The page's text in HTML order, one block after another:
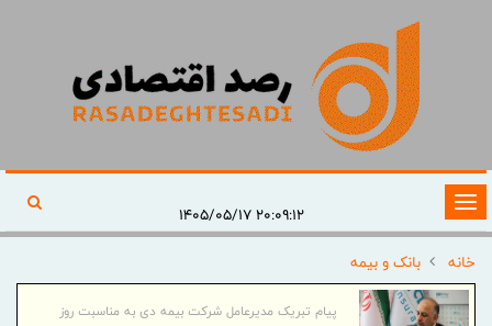
تغییر
وضعیت
ناوبری
۲۰:۰۹:۱۲ ۱۴۰۵/۰۵/۱۷
خانه
بانک و بیمه
پیام تبریک مدیرعامل شرکت بیمه دی به مناسبت روز